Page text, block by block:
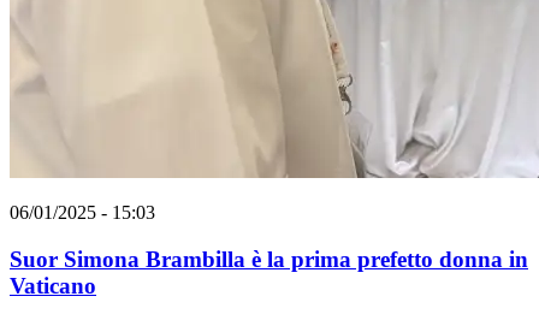
06/01/2025 - 15:03
Suor Simona Brambilla è la prima prefetto donna in
Vaticano